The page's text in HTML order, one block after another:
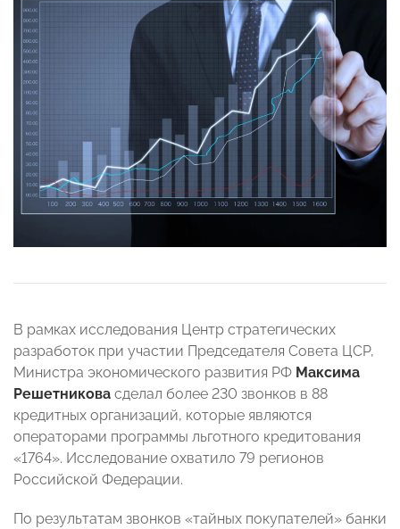
В рамках исследования Центр стратегических
разработок при участии Председателя Совета ЦСР,
Министра экономического развития РФ Максима
Решетникова сделал более 230 звонков в 88
кредитных организаций, которые являются
операторами программы льготного кредитования
«1764». Исследование охватило 79 регионов
Российской Федерации.
По результатам звонков «тайных покупателей» банки